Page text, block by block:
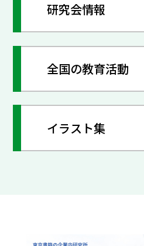
研究会情報
全国の教育活動
イラスト集